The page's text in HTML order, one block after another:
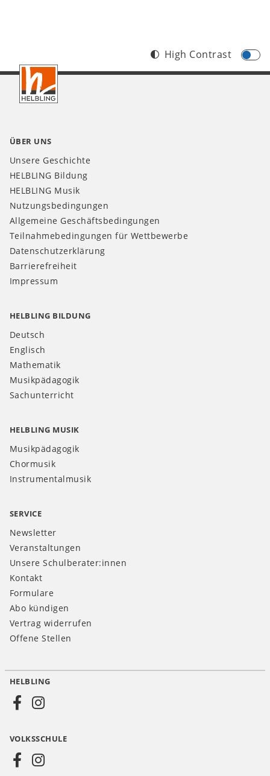
Footer
AT
High Contrast
ÜBER UNS
Unsere Geschichte
HELBLING Bildung
HELBLING Musik
Nutzungsbedingungen
Allgemeine Geschäftsbedingungen
Teilnahmebedingungen für Wettbewerbe
Datenschutzerklärung
Barrierefreiheit
Impressum
HELBLING BILDUNG
Deutsch
Englisch
Mathematik
Musikpädagogik
Sachunterricht
HELBLING MUSIK
Musikpädagogik
Chormusik
Instrumentalmusik
SERVICE
Newsletter
Veranstaltungen
Unsere Schulberater:innen
Kontakt
Formulare
Abo kündigen
Vertrag widerrufen
Offene Stellen
Social
AT
HELBLING
VOLKSSCHULE